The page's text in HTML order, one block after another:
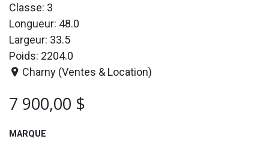
Classe: 3
Longueur: 48.0
Largeur: 33.5
Poids: 2204.0
Charny (Ventes & Location)
7 900,00 $
MARQUE